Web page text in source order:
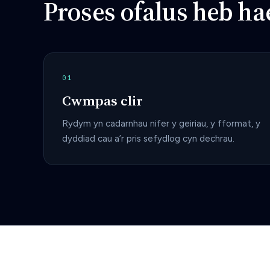
Proses ofalus heb
01
Cwmpas clir
Rydym yn cadarnhau nifer y geiriau, y fformat, y
dyddiad cau a’r pris sefydlog cyn dechrau.